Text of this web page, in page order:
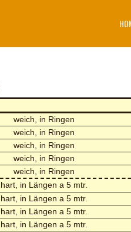
weich, in Ringen
weich, in Ringen
weich, in Ringen
weich, in Ringen
weich, in Ringen
hart, in Längen a 5 mtr.
hart, in Längen a 5 mtr.
hart, in Längen a 5 mtr.
hart, in Längen a 5 mtr.